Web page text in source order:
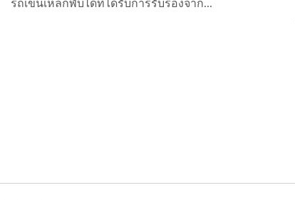
รถเข็นเหล็กพับได้ที่ได้รับการรับรองจาก...